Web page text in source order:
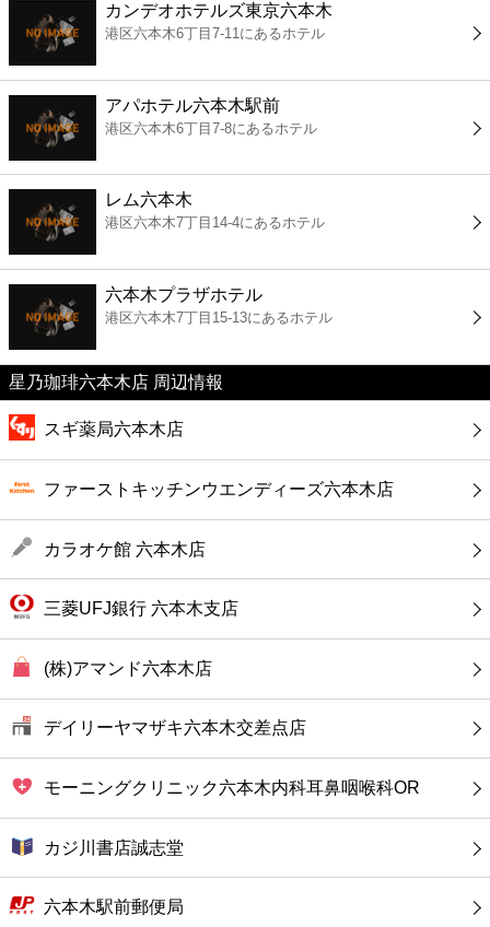
エンタメ
レジャー
書店
ファミレス
ファーストフード
カフェ
ショッピング
銀行
ホテル
カンデオホテルズ東京六本木
港区六本木6丁目7-11にあるホテル
アパホテル六本木駅前
港区六本木6丁目7-8にあるホテル
レム六本木
港区六本木7丁目14-4にあるホテル
六本木プラザホテル
港区六本木7丁目15-13にあるホテル
星乃珈琲六本木店 周辺情報
スギ薬局六本木店
ファーストキッチンウエンディーズ六本木店
カラオケ館 六本木店
三菱UFJ銀行 六本木支店
(株)アマンド六本木店
デイリーヤマザキ六本木交差点店
モーニングクリニック六本木内科耳鼻咽喉科OR
カジ川書店誠志堂
六本木駅前郵便局